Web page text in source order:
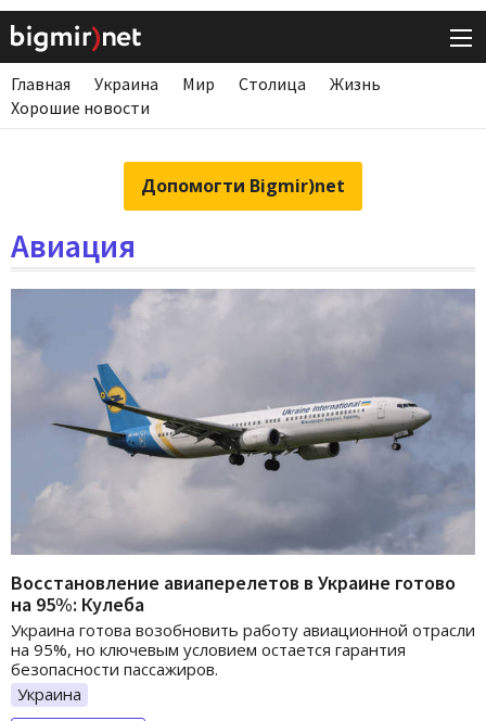
Главная Украина Мир Столица
Жизнь
Хорошие новости
Допомогти Bigmir)net
Авиация
Восстановление авиаперелетов в Украине готово
на 95%: Кулеба
Украина готова возобновить работу авиационной отрасли
на 95%, но ключевым условием остается гарантия
безопасности пассажиров.
Украина